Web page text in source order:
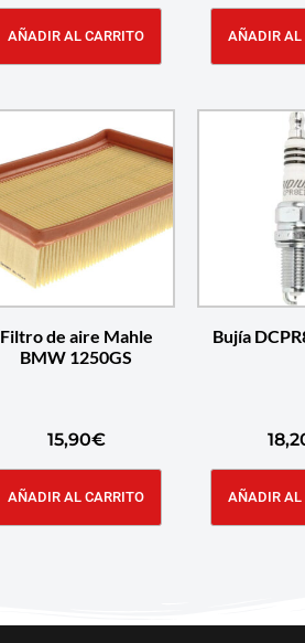
AÑADIR AL CARRITO AÑADIR AL
Filtro de aire Mahle
BMW 1250GS
15,90€
AÑADIR AL CARRITO
Bujía
AÑADIR AL